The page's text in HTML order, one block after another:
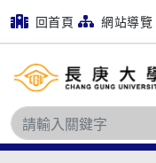
回首頁 網站導覽